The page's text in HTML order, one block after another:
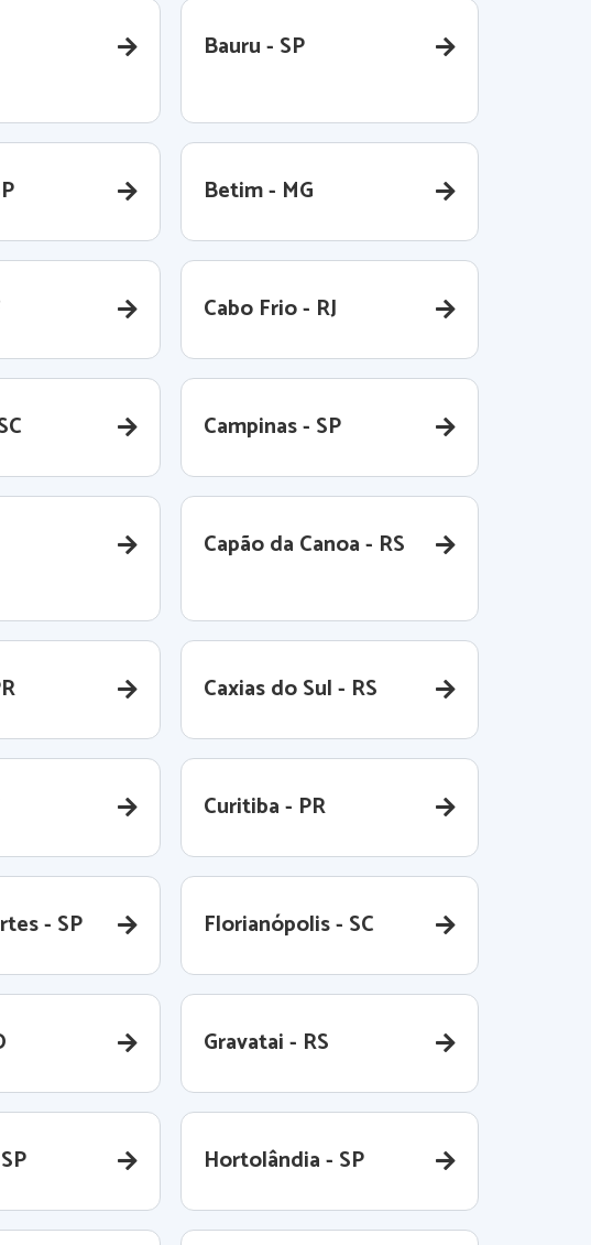
Bauru - SP
Betim - MG
Cabo Frio - RJ
Campinas - SP
Capão da Canoa - RS
Caxias do Sul - RS
Curitiba - PR
- SP Florianópolis - SC
Gravatai - RS
Hortolândia - SP